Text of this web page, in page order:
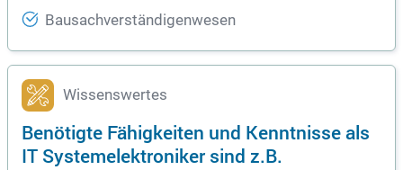
Bausachverständigenwesen
Wissenswertes
Benötigte Fähigkeiten und Kenntnisse als
IT Systemelektroniker sind z.B.